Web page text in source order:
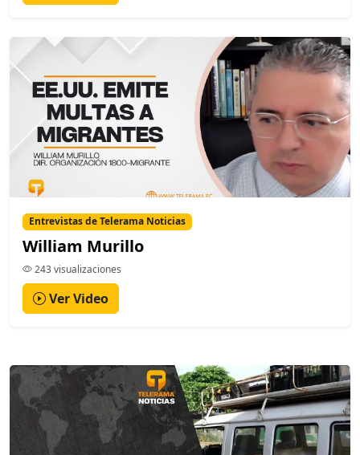
Entrevistas de Telerama Noticias
William Murillo
243 visualizaciones
Ver Video